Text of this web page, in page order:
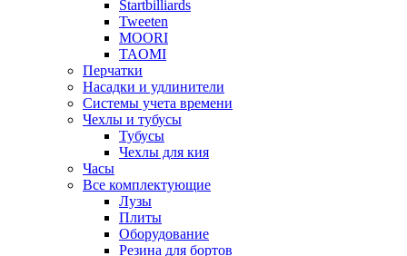
Startbilliards
Tweeten
MOORI
TAOMI
Перчатки
Насадки и удлинители
Системы учета времени
Чехлы и тубусы
Тубусы
Чехлы для кия
Часы
Все комплектующие
Лузы
Плиты
Оборудование
Резина для бортов